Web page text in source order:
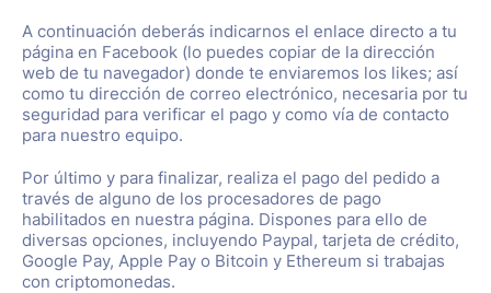
A continuación deberás indicarnos el enlace directo a tu
página en Facebook (lo puedes copiar de la dirección
web de tu navegador) donde te enviaremos los likes; así
como tu dirección de correo electrónico, necesaria por tu
seguridad para verificar el pago y como vía de contacto
para nuestro equipo.
Por último y para finalizar, realiza el pago del pedido a
través de alguno de los procesadores de pago
habilitados en nuestra página. Dispones para ello de
diversas opciones, incluyendo Paypal, tarjeta de crédito,
Google Pay, Apple Pay o Bitcoin y Ethereum si trabajas
con criptomonedas.